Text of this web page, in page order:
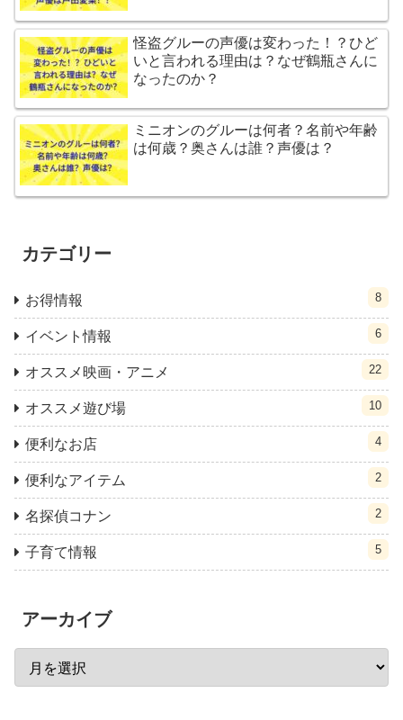
怪盗グルーの声優は変わった！？ひど
いと言われる理由は？なぜ鶴瓶さんに
なったのか？
ミニオンのグルーは何者？名前や年齢
は何歳？奥さんは誰？声優は？
カテゴリー
お得情報 8
イベント情報 6
オススメ映画・アニメ 22
オススメ遊び場 10
便利なお店 4
便利なアイテム 2
名探偵コナン 2
子育て情報 5
アーカイブ